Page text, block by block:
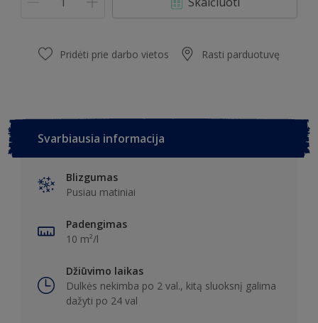
Pridėti prie darbo vietos Rasti parduotuvę
Svarbiausia informacija
Blizgumas
Pusiau matiniai
Padengimas
10 m²/l
Džiūvimo laikas
Dulkės nekimba po 2 val., kitą sluoksnį galima
dažyti po 24 val